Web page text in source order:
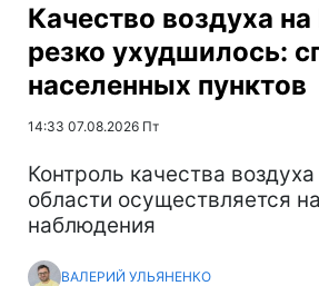
Качество воздуха
резко ухудшилось:
населенных пунктов
14:33 07.08.2026 Пт
Контроль качества
области осуществляется
наблюдения
ВАЛЕРИЙ УЛЬЯНЕНКО